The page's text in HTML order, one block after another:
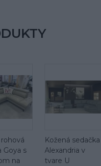
Goya s
na
Kožená sedačka
Alexandria v
tvare U